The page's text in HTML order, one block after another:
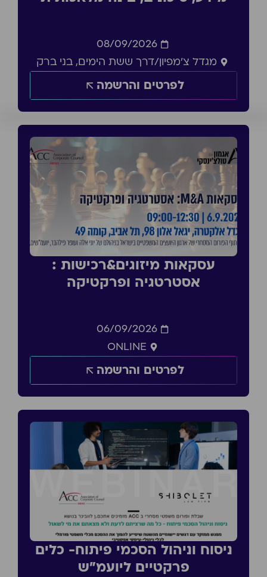
08/09/2026
מגדל צ'מפיון/דרך ששת הימים, בני ברק
לפרטים והרשמה
עסקאות מיזוגים&רכישות :
אסטרטגיה ופרקטיקה
06/09/2026
ONLINE
לפרטים והרשמה
ניסוח וניהול הסכמי פיתוח- כלים
פרקטיים ליועמ״ש